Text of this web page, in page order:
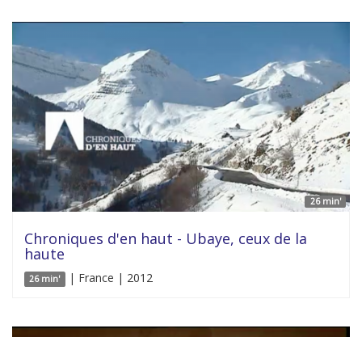
26 min'
Chroniques d'en haut - Ubaye, ceux de la
haute
26 min' | France | 2012